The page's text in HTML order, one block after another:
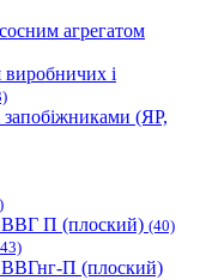
агрегатом
і
(ЯР,
ВВГ П (плоский) (40)
ВВГнг-П (плоский)